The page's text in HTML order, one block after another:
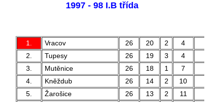
1997 - 98 I.B třída
1. Vracov 26 20 2 4
2.
Tupesy 26 19 3 4
3.
Mutěnice 26 18 1 7
4.
Kněždub 26 14 2 10
5.
Žarošice 26 13 2 11